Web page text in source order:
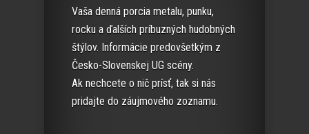
Vaša denná porcia metalu, punku,
rocku a ďalších príbuzných hudobných
štýlov. Informácie predovšetkým z
Česko-Slovenskej UG scény.
Ak nechcete o nič prísť, tak si nás
pridajte do záujmového zoznamu.